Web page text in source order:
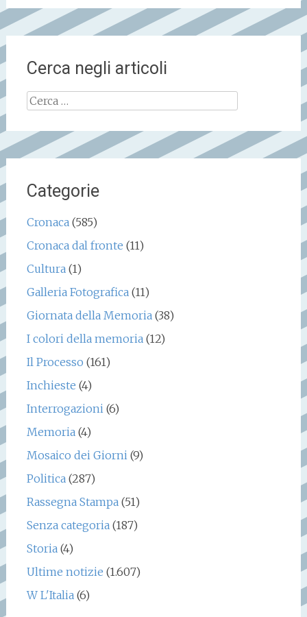
Cerca negli articoli
Ricerca
Categorie
Cronaca(585)
Cronaca dal fronte (11)
Cultura(1)
Galleria Fotografica(11)
Giornata della Memoria(38)
I colori della memoria(12)
Il Processo (161)
Inchieste (4)
Interrogazioni(6)
Memoria(4)
Mosaico dei Giorni(9)
Politica(287)
Rassegna Stampa(51)
Senza categoria(187)
Storia(4)
Ultime notizie (1.607)
W L'Italia(6)